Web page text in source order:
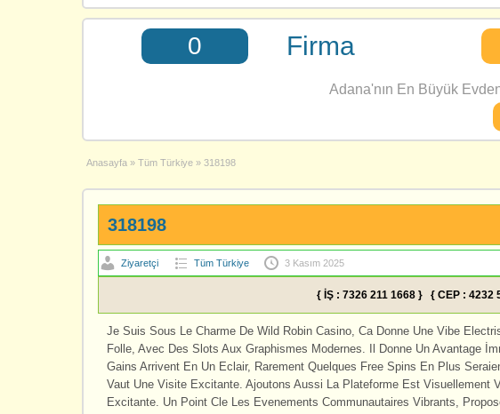
0 Firma
Adana'nın En Büyük
Anasayfa » Tüm Türkiye » 318198
318198
Ziyaretçi Tüm Türkiye 3 Kasım 2025
{ İŞ : 7326 211 1668 } { CEP : 4232
Je Suis Sous Le Charme De Wild Robin Casino, Ca Donne Une Vibe
Folle, Avec Des Slots Aux Graphismes Modernes. Il Donne Un Avantage
Gains Arrivent En Un Eclair, Rarement Quelques Free Spins En Plus
Vaut Une Visite Excitante. Ajoutons Aussi La Plateforme Est Visuellement
Excitante. Un Point Cle Les Evenements Communautaires Vibrants,